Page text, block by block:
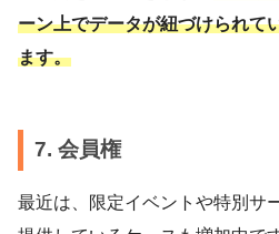
ーン上でデータが紐づけられて
ます。
7. 会員権
最近は、限定イベントや特別サ